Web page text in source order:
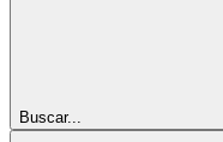
Buscar...